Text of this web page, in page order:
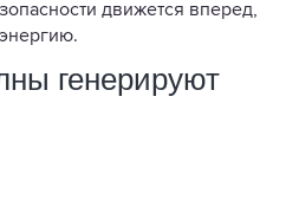
движется вперед,
генерируют